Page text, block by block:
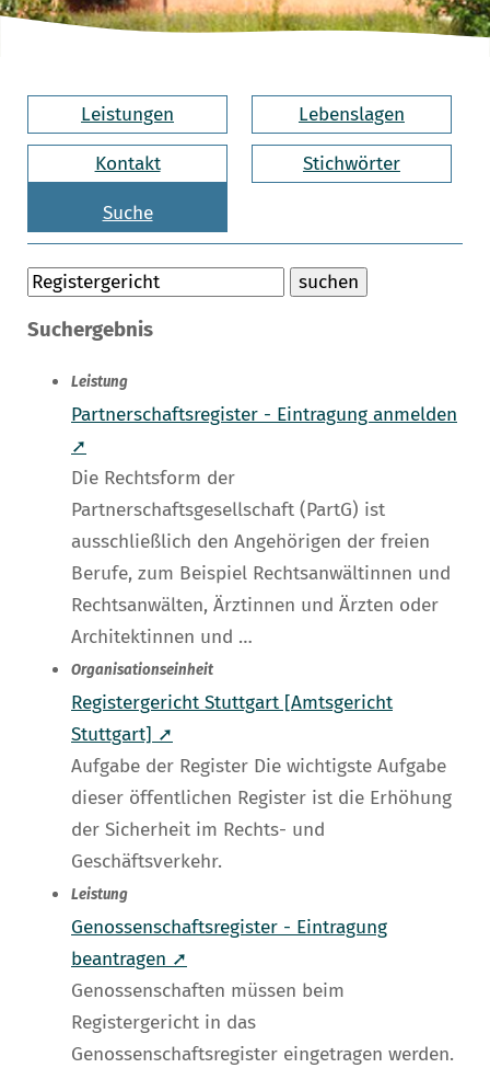
Leistungen Lebenslagen
Kontakt Stichwörter
Suche
Suchergebnis
Leistung
Partnerschaftsregister - Eintragung anmelden
➚
Die Rechtsform der
Partnerschaftsgesellschaft (PartG) ist
ausschließlich den Angehörigen der freien
Berufe, zum Beispiel Rechtsanwältinnen und
Rechtsanwälten, Ärztinnen und Ärzten oder
Architektinnen und …
Organisationseinheit
Registergericht Stuttgart [Amtsgericht
Stuttgart] ➚
Aufgabe der Register Die wichtigste Aufgabe
dieser öffentlichen Register ist die Erhöhung
der Sicherheit im Rechts- und
Geschäftsverkehr.
Leistung
Genossenschaftsregister - Eintragung
beantragen ➚
Genossenschaften müssen beim
Registergericht in das
Genossenschaftsregister eingetragen werden.